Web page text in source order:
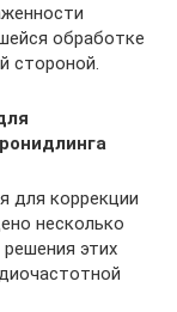
обработке
стороной.
для коррекции
несколько
этих